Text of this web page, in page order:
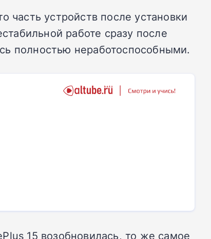
часть устройств после установки
работе сразу после
полностью неработоспособными.
15 возобновилась, то же самое